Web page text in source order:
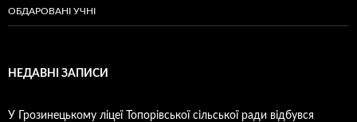
ОБДАРОВАНІ УЧНІ
НЕДАВНІ ЗАПИСИ
У Грозинецькому ліцеї Топорівської сільської ради відбувся